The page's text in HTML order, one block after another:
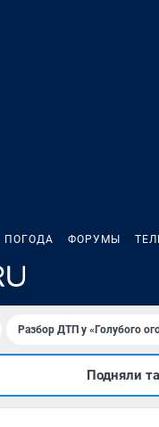
ПОГОДА ФОРУМЫ
Разбор ДТП у «Голубого
Подняли